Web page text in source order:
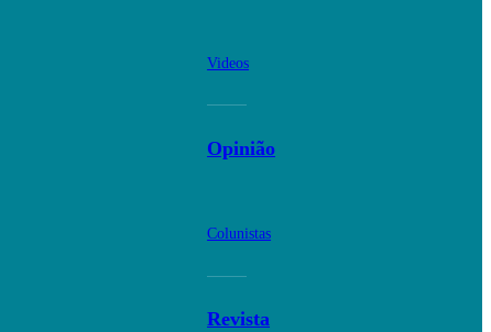
Videos
Opinião
Colunistas
Revista